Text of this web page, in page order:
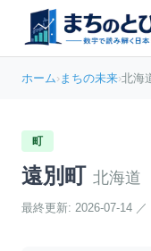
ホーム›まちの未来›北海
町
遠別町 北海道
最終更新: 2026-07-14 ／